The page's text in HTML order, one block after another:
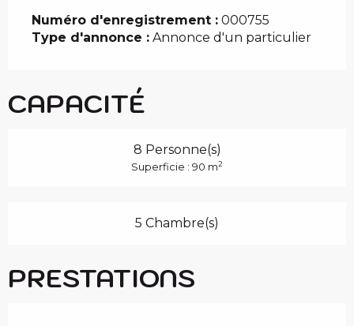
Numéro d'enregistrement : 000755
Type d'annonce : Annonce d'un particulier
CAPACITÉ
8 Personne(s)
Superficie : 90 m2
5 Chambre(s)
PRESTATIONS